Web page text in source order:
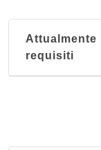
requisiti